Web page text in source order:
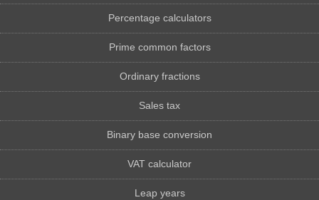
Percentage calculators
Prime common factors
Ordinary fractions
Sales tax
Binary base conversion
VAT calculator
Leap years